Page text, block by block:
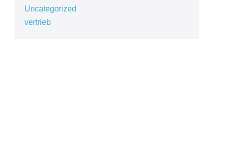
Uncategorized
vertrieb